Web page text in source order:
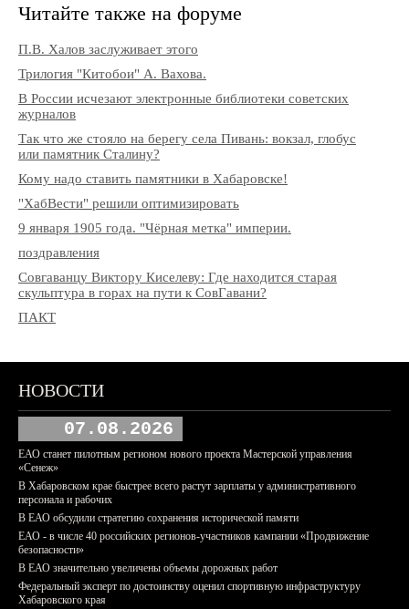
Читайте также на форуме
П.В. Халов заслуживает этого
Трилогия "Китобои" А. Вахова.
В России исчезают электронные библиотеки советских
журналов
Так что же стояло на берегу села Пивань: вокзал, глобус
или памятник Сталину?
Кому надо ставить памятники в Хабаровске!
"ХабВести" решили оптимизировать
9 января 1905 года. "Чёрная метка" империи.
поздравления
Совгаванцу Виктору Киселеву: Где находится старая
скульптура в горах на пути к СовГавани?
ПАКТ
НОВОСТИ
07.08.2026
ЕАО станет пилотным регионом нового проекта Мастерской управления
«Сенеж»
В Хабаровском крае быстрее всего растут зарплаты у административного
персонала и рабочих
В ЕАО обсудили стратегию сохранения исторической памяти
ЕАО - в числе 40 российских регионов-участников кампании «Продвижение
безопасности»
В ЕАО значительно увеличены объемы дорожных работ
Федеральный эксперт по достоинству оценил спортивную инфраструктуру
Хабаровского края